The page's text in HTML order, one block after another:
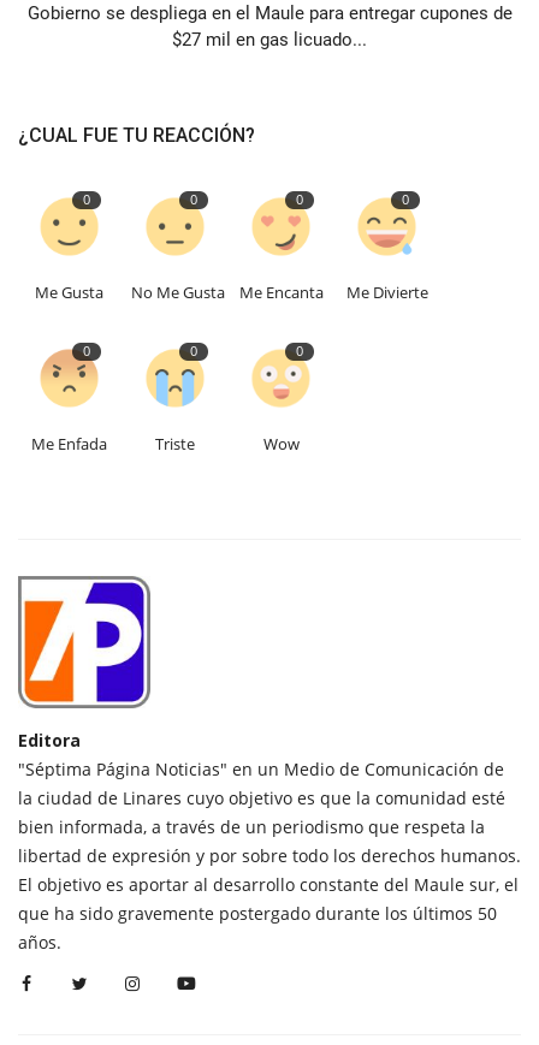
Gobierno se despliega en el Maule para entregar cupones de
$27 mil en gas licuado...
¿CUAL FUE TU REACCIÓN?
0
Me Gusta
0
No Me Gusta
0
Me Encanta
0
Me Divierte
0
Me Enfada
0
Triste
0
Wow
Editora
"Séptima Página Noticias" en un Medio de Comunicación de
la ciudad de Linares cuyo objetivo es que la comunidad esté
bien informada, a través de un periodismo que respeta la
libertad de expresión y por sobre todo los derechos humanos.
El objetivo es aportar al desarrollo constante del Maule sur, el
que ha sido gravemente postergado durante los últimos 50
años.